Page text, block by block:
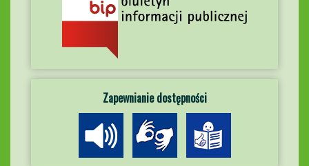
Zapewnianie dostępności